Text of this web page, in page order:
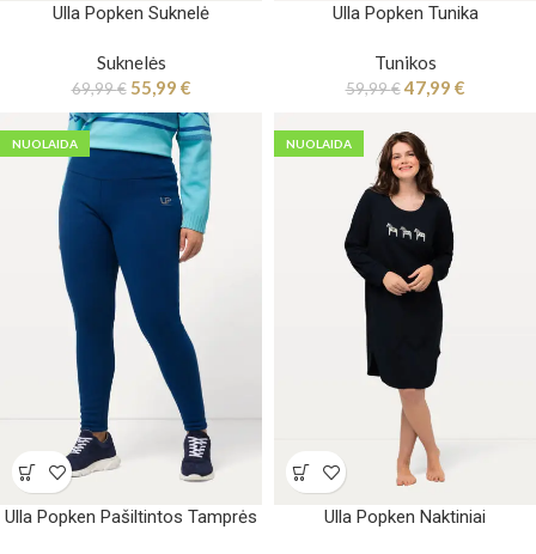
Ulla Popken Suknelė
Suknelės
69,99€ 55,99 €
Ulla Popken Tunika
Tunikos
59,99€47,99 €
NUOLAIDA
Ulla Popken Pašiltintos Tamprės
NUOLAIDA
Ulla Popken Naktiniai